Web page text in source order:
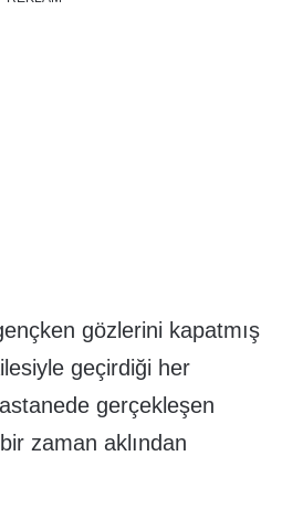
gözlerini kapatmış
geçirdiği her
gerçekleşen
zaman aklından